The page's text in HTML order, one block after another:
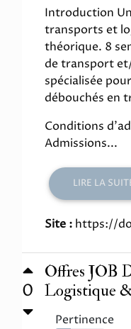
Introduction
transports et
théorique. 8
de transport
spécialisée
débouchés en
Conditions
Admissions...
LIRE LA
Site : https://
0
Offres JOB
Logistique
Pertinence